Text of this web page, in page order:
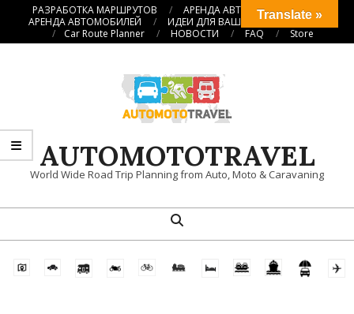
ПерейтиРАЗРАБОТКА МАРШРУТОВ
АРЕНДА АВТОКЕМПЕРОВ
АРЕНДА АВТОМОБИЛЕЙ
ИДЕИ ДЛЯ ВАШИХ ПУТЕШЕСТВИЙ
Car Route Planner
НОВОСТИ FAQ Store
AUTOMOTOTRAVEL
World Wide Road Trip Planning from Auto, Moto & Caravaning
навигационное
Поиск
Translate »